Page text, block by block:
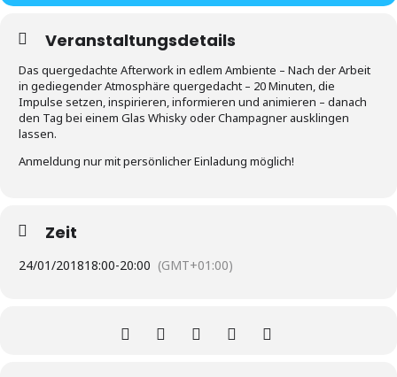
Veranstaltungsdetails
Das quergedachte Afterwork in edlem Ambiente – Nach der Arbeit
in gediegender Atmosphäre quergedacht – 20 Minuten, die
Impulse setzen, inspirieren, informieren und animieren – danach
den Tag bei einem Glas Whisky oder Champagner ausklingen
lassen.
Anmeldung nur mit persönlicher Einladung möglich!
Zeit
24/01/201818:00-20:00 (GMT+01:00)